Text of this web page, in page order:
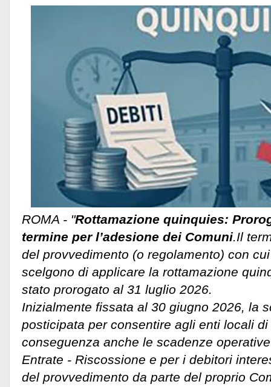
ROMA - "Rottamazione quinquies:
termine per l’adesione dei Comuni .Il
del provvedimento (o regolamento) con
scelgono di applicare la rottamazione
stato prorogato al 31 luglio 2026.
Inizialmente fissata al 30 giugno 2026, la
posticipata per consentire agli enti locali
conseguenza anche le scadenze
Entrate - Riscossione e per i debitori
del provvedimento da parte del proprio